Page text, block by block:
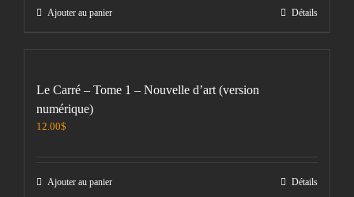
Ajouter au panier Détails
Le Carré – Tome 1 – Nouvelle d’art (version
numérique)
12.00$
Ajouter au panier Détails